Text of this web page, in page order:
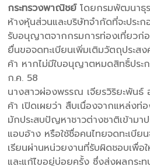
กระทรวงพาณิชย์โดยกรมพัฒนาธุร
ห้างหุ้นส่วนและบริษัทจำกัดที่จะประ
รับอนุญาตจากกรมการท่องเที่ยวก่
ยื่นขอจดทะเบียนเพิ่มเติมวัตถุประ
ค้า หากไม่มีใบอนุญาตหมดสิทธิ์ประ
ก.ค. 58
นางสาวผ่องพรรณ เจียรวิริยะพัน
ค้า เปิดเผยว่า สืบเนื่องจากแหล่งท่
มักประสบปัญหาชาวต่างชาติเข้ามา
แอบอ้าง หรือใช้ชื่อคนไทยจดทะเบี
เรียนผ่านหน่วยงานที่รับผิดชอบเพื่อ
และแก้ไขอยู่บ่อยครั้ง ซึ่งส่งผลกร